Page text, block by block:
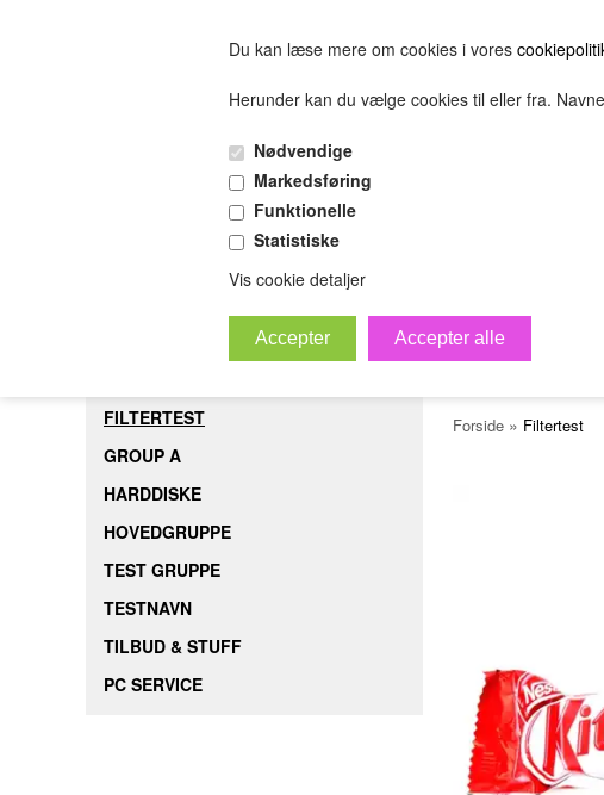
Du kan læse mere om cookies i vores
Herunder kan du vælge cookies til eller fra.
Nødvendige
Markedsføring
Funktionelle
Statistiske
Vis cookie detaljer
FILTERTEST GROUP A HARDDISKE
FILTERTEST
GROUP A
HARDDISKE
HOVEDGRUPPE
TEST GRUPPE
TESTNAVN
TILBUD & STUFF
PC SERVICE
Forside» Filtertest